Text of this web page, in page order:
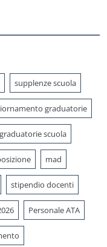
supplenze scuola
graduatorie
graduatorie scuola
mad
stipendio docenti
Personale ATA